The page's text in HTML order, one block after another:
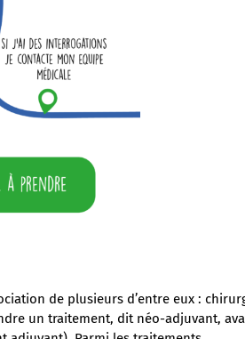
de plusieurs d’entre eux :
un traitement, dit néo-adjuvant,